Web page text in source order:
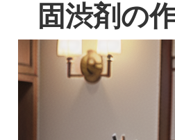
固渋剤の